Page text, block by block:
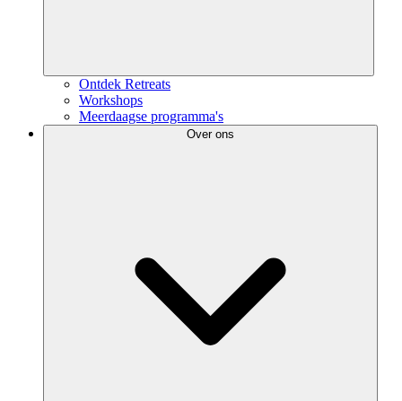
Ontdek Retreats
Workshops
Meerdaagse programma's
Over ons